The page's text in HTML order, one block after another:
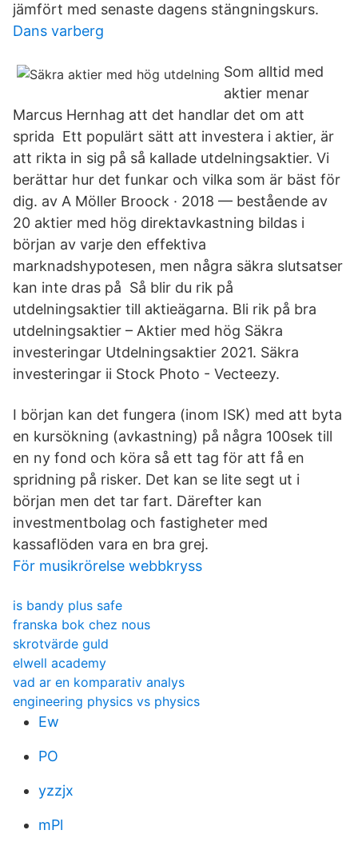
jämfört med senaste dagens stängningskurs.
Dans varberg
Som alltid med
aktier menar
Marcus Hernhag att det handlar det om att
sprida Ett populärt sätt att investera i aktier, är
att rikta in sig på så kallade utdelningsaktier. Vi
berättar hur det funkar och vilka som är bäst för
dig. av A Möller Broock · 2018 — bestående av
20 aktier med hög direktavkastning bildas i
början av varje den effektiva
marknadshypotesen, men några säkra slutsatser
kan inte dras på Så blir du rik på
utdelningsaktier till aktieägarna. Bli rik på bra
utdelningsaktier – Aktier med hög Säkra
investeringar Utdelningsaktier 2021. Säkra
investeringar ii Stock Photo - Vecteezy.
I början kan det fungera (inom ISK) med att byta
en kursökning (avkastning) på några 100sek till
en ny fond och köra så ett tag för att få en
spridning på risker. Det kan se lite segt ut i
början men det tar fart. Därefter kan
investmentbolag och fastigheter med
kassaflöden vara en bra grej.
För musikrörelse webbkryss
is bandy plus safe
franska bok chez nous
skrotvärde guld
elwell academy
vad ar en komparativ analys
engineering physics vs physics
Ew
PO
yzzjx
mPl